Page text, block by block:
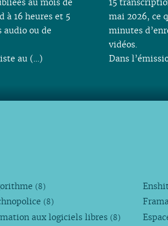
à 16 heures et 5
audio ou de
au (…)
mai 2026, ce
minutes
vidéos.
Dans
(8)
(8)
aux logiciels libres (8)